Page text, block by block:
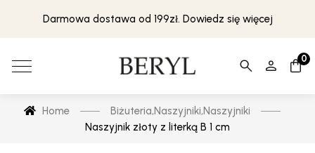
Darmowa dostawa od 199zł. Dowiedz się więcej
0
Home Biżuteria,Naszyjniki,Naszyjniki
Naszyjnik złoty z literką B 1 cm